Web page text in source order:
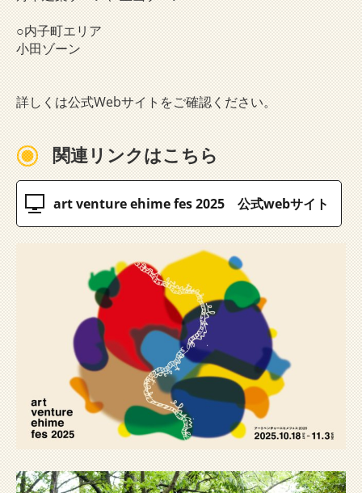
○内子町エリア
小田ゾーン
詳しくは公式Webサイトをご確認ください。
関連リンクはこちら
art venture ehime fes 2025 公式webサイト